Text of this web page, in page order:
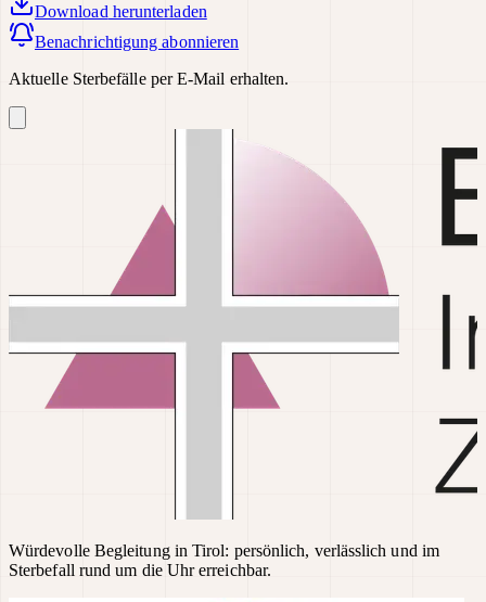
Download herunterladen
Benachrichtigung abonnieren
Aktuelle Sterbefälle per E-Mail erhalten.
Würdevolle Begleitung in Tirol: persönlich, verlässlich und im
Sterbefall rund um die Uhr erreichbar.